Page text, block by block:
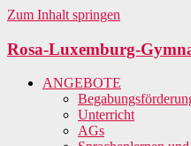
Zum Inhalt springen
Rosa-Luxemburg-
ANGEBOTE
Unterricht
AGs